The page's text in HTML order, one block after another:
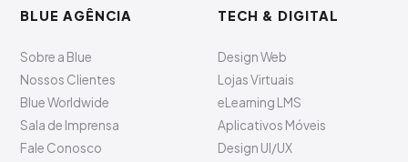
BLUE AGÊNCIA
Sobre a Blue
Nossos Clientes
Blue Worldwide
Sala de Imprensa
Fale Conosco
TECH & DIGITAL
Design Web
Lojas Virtuais
eLearning LMS
Aplicativos Móveis
Design UI/UX